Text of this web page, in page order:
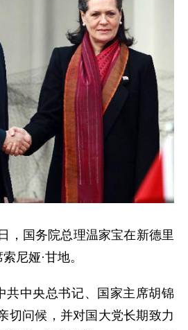
国务院总理温家宝在新德里
尼娅·甘地。
中央总书记、国家主席胡锦
切问候，并对国大党长期致力